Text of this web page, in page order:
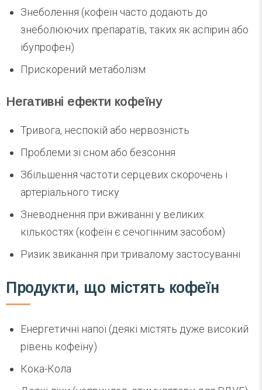
Знеболення (кофеїн часто додають до
знеболюючих препаратів, таких як аспірин або
ібупрофен)
Прискорений метаболізм
Негативні ефекти кофеїну
Тривога, неспокій або нервозність
Проблеми зі сном або безсоння
Збільшення частоти серцевих скорочень і
артеріального тиску
Зневоднення при вживанні у великих
кількостях (кофеїн є сечогінним засобом)
Ризик звикання при тривалому застосуванні
Продукти, що містять кофеїн
Енергетичні напої (деякі містять дуже високий
рівень кофеїну)
Кока-Кола